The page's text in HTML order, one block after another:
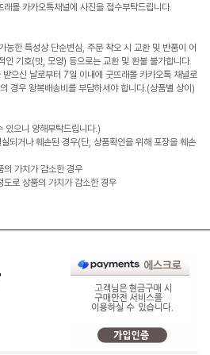
몰 카카오톡채널에 사진을 접수부탁드립니다.
한 특성상 단순변심, 주문 착오 시 교환 및 반품이 어
인 기호(맛, 모양) 등으로는 교환 및 환불 불가합니다.
으신 날로부터 7일 이내에 굿뜨래몰 카카오톡 채널로
경우 왕복배송비를 부담하셔야 합니다.(상품별 상이)
있으니 양해부탁드립니다.)
되거나 훼손된 경우(단, 상품확인을 위해 포장을 훼손
의 가치가 감소한 경우
로 상품의 가치가 감소한 경우